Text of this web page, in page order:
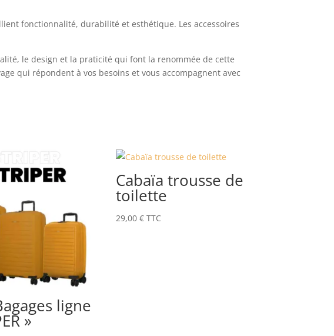
fonctionnalité, durabilité et esthétique. Les accessoires
le design et la praticité qui font la renommée de cette
qui répondent à vos besoins et vous accompagnent avec
ligne
»
Cabaïa trousse de
toilette
29,00 € TTC